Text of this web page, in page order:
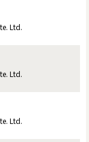
Ltd.
Ltd.
Ltd.